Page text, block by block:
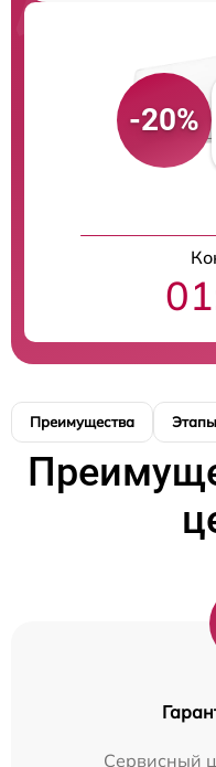
-20%
Преимущества
Сервисный